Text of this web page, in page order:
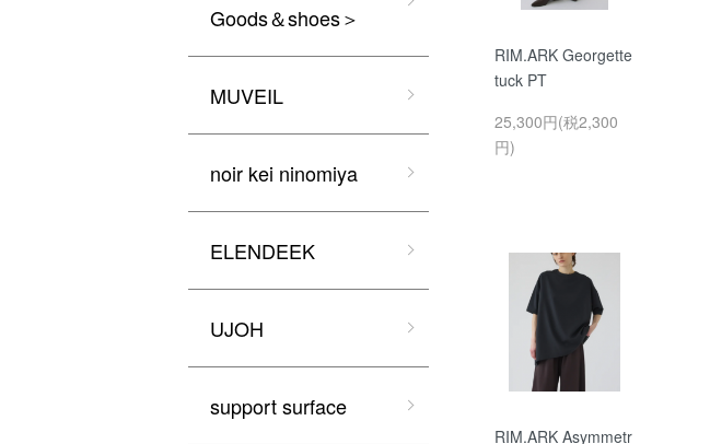
RIM.ARK Georgette
tuck PT
25,300円(税2,300
円)
RIM.ARK Asymmetr
Goods＆shoes＞
MUVEIL
noir kei ninomiya
ELENDEEK
UJOH
support surface